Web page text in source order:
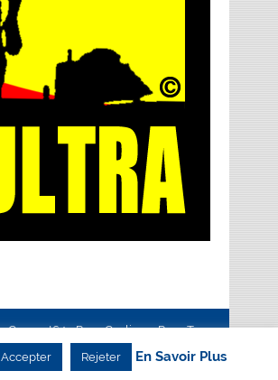
Creanet64- Pour Cyclisme Pour Tous
Accepter Rejeter En Savoir Plus